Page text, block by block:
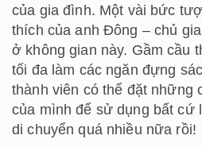
của gia đình. Một vài bức
thích của anh Đông – chủ
ở không gian này. Gầm cầu
tối đa làm các ngăn đựng
thành viên có thể đặt những
của mình để sử dụng bất cứ
di chuyển quá nhiều nữa rồi!